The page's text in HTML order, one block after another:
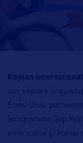
Kaplan
aux séjours
États-Unis,
(programme Gap
américaine grâce au